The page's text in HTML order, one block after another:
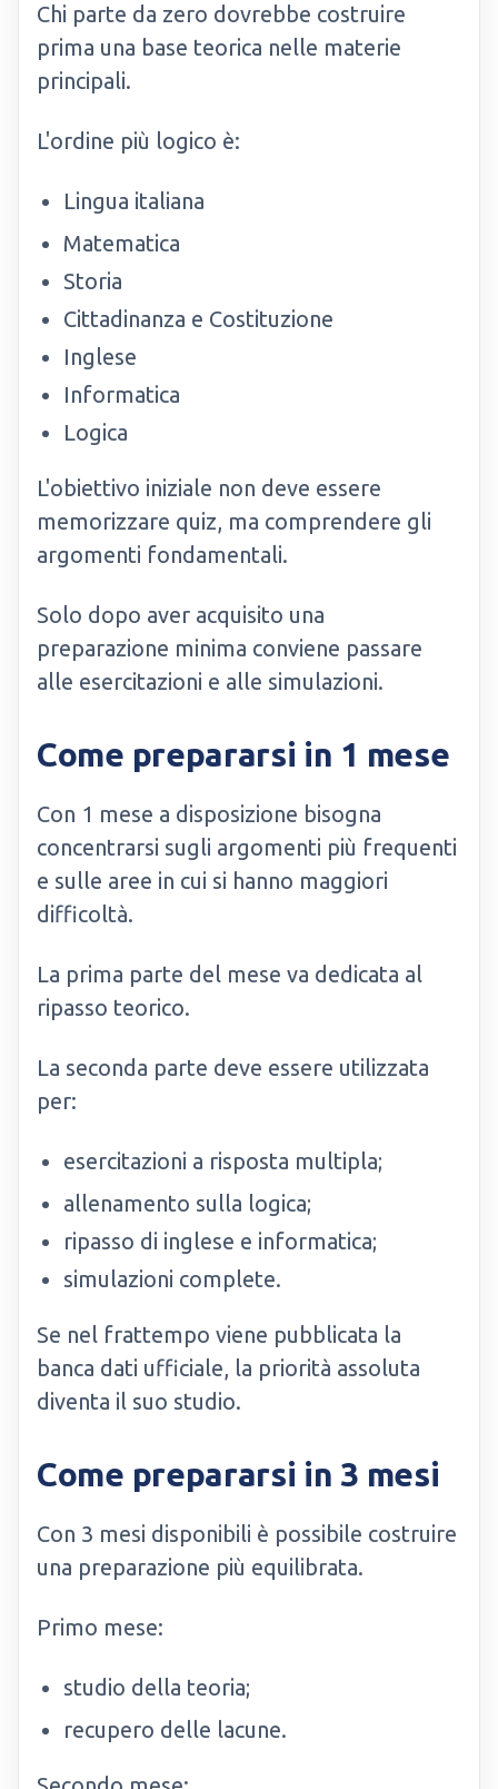
Chi parte da zero dovrebbe costruire
prima una base teorica nelle materie
principali.
L'ordine più logico è:
Lingua italiana
Matematica
Storia
Cittadinanza e Costituzione
Inglese
Informatica
Logica
L'obiettivo iniziale non deve essere
memorizzare quiz, ma comprendere gli
argomenti fondamentali.
Solo dopo aver acquisito una
preparazione minima conviene passare
alle esercitazioni e alle simulazioni.
Come prepararsi in 1 mese
Con 1 mese a disposizione bisogna
concentrarsi sugli argomenti più frequenti
e sulle aree in cui si hanno maggiori
difficoltà.
La prima parte del mese va dedicata al
ripasso teorico.
La seconda parte deve essere utilizzata
per:
esercitazioni a risposta multipla;
allenamento sulla logica;
ripasso di inglese e informatica;
simulazioni complete.
Se nel frattempo viene pubblicata la
banca dati ufficiale, la priorità assoluta
diventa il suo studio.
Come prepararsi in 3 mesi
Con 3 mesi disponibili è possibile costruire
una preparazione più equilibrata.
Primo mese:
studio della teoria;
recupero delle lacune.